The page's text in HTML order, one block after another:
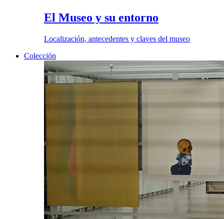
El Museo y su entorno
Localización, antecedentes y claves del museo
Colección